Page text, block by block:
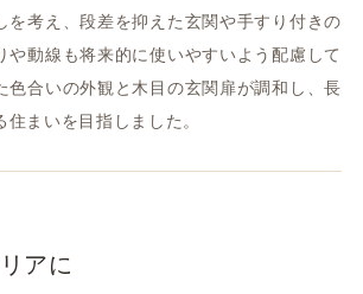
を考え、段差を抑えた玄関や手すり付きの
や動線も将来的に使いやすいよう配慮して
色合いの外観と木目の玄関扉が調和し、長
住まいを目指しました。
アに